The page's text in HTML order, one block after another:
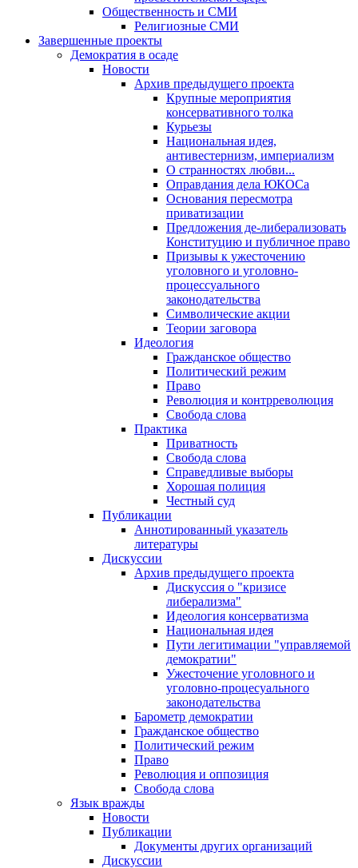
Общественность и СМИ
Религиозные СМИ
Завершенные проекты
Демократия в осаде
Новости
Архив предыдущего проекта
Крупные мероприятия
консервативного толка
Курьезы
Национальная идея,
антивестернизм, империализм
О странностях любви...
Оправдания дела ЮКОСа
Основания пересмотра
приватизации
Предложения де-либерализовать
Конституцию и публичное право
Призывы к ужесточению
уголовного и уголовно-
процессуального
законодательства
Символические акции
Теории заговора
Идеология
Гражданское общество
Политический режим
Право
Революция и контрреволюция
Свобода слова
Практика
Приватность
Свобода слова
Справедливые выборы
Хорошая полиция
Честный суд
Публикации
Аннотированный указатель
литературы
Дискуссии
Архив предыдущего проекта
Дискуссия о "кризисе
либерализма"
Идеология консерватизма
Национальная идея
Пути легитимации "управляемой
демократии"
Ужесточение уголовного и
уголовно-процесуального
законодательства
Барометр демократии
Гражданское общество
Политический режим
Право
Революция и оппозиция
Свобода слова
Язык вражды
Новости
Публикации
Документы других организаций
Дискуссии